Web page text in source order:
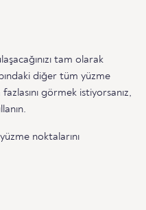
tam olarak
diğer tüm yüzme
görmek istiyorsanız,
noktalarını